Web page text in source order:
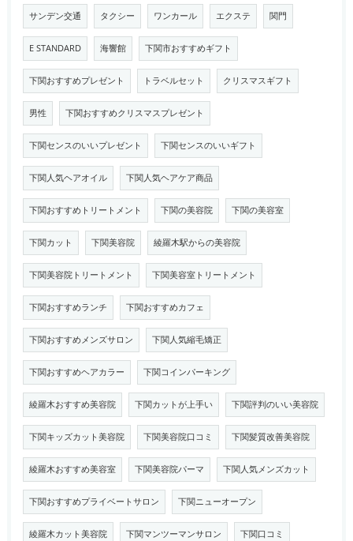
サンデン交通 タクシー ワンカール エクステ 関門
E STANDARD 海響館 下関市おすすめギフト
下関おすすめプレゼント トラベルセット クリスマスギフト
男性 下関おすすめクリスマスプレゼント
下関センスのいいプレゼント 下関センスのいいギフト
下関人気ヘアオイル 下関人気ヘアケア商品
下関おすすめトリートメント 下関の美容院 下関の美容室
下関カット 下関美容院 綾羅木駅からの美容院
下関美容院トリートメント 下関美容室トリートメント
下関おすすめランチ 下関おすすめカフェ
下関おすすめメンズサロン 下関人気縮毛矯正
下関おすすめヘアカラー 下関コインパーキング
綾羅木おすすめ美容院 下関カットが上手い 下関評判のいい美容院
下関キッズカット美容院 下関美容院口コミ 下関髪質改善美容院
綾羅木おすすめ美容室 下関美容院パーマ 下関人気メンズカット
下関おすすめプライベートサロン 下関ニューオープン
綾羅木カット美容院 下関マンツーマンサロン 下関口コミ